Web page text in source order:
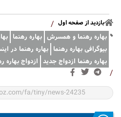
بازدید از صفحه اول /
بهاره رهنما و همسرش بهاره رهنما
بیوگرافی بهاره رهنما بهاره رهنما در
بهاره رهنما ازدواج جدید ازدواج بهاره
/